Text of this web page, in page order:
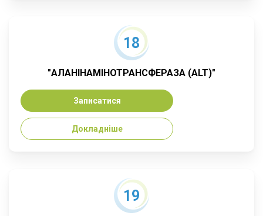
18
"АЛАНІНАМІНОТРАНСФЕРАЗА (ALT)"
Записатися
Докладніше
19